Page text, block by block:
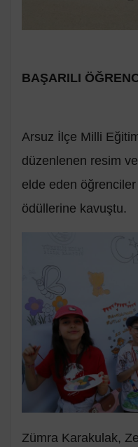
BAŞARILI
Arsuz İlçe Milli
düzenlenen resim
elde eden
ödüllerine kavuştu.
Zümra Karakulak,